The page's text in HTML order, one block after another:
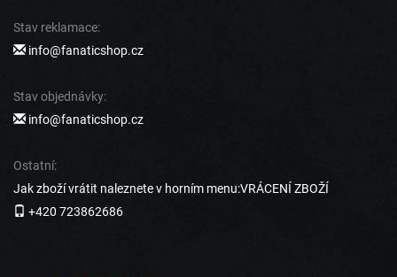
Stav reklamace:
info@fanaticshop.cz
Stav objednávky:
info@fanaticshop.cz
Ostatní:
Jak zboží vrátit naleznete v horním menu:VRÁCENÍ ZBOŽÍ
+420 723862686